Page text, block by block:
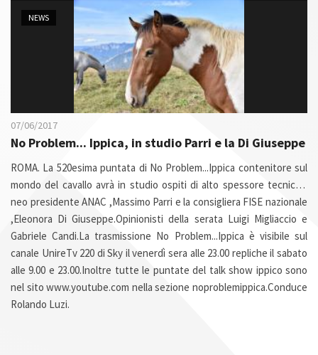
n
NEWS
07/06/2017
No Problem... Ippica, in studio Parri e la Di Giuseppe
ROMA. La 520esima puntata di No Problem...Ippica contenitore sul
mondo del cavallo avrà in studio ospiti di alto spessore tecnico:il
neo presidente ANAC ,Massimo Parri e la consigliera FISE nazionale
,Eleonora Di Giuseppe.Opinionisti della serata Luigi Migliaccio e
Gabriele Candi.La trasmissione No Problem...Ippica è visibile sul
canale UnireTv 220 di Sky il venerdì sera alle 23.00 repliche il sabato
alle 9.00 e 23.00.Inoltre tutte le puntate del talk show ippico sono
nel sito www.youtube.com nella sezione noproblemippica.Conduce
Rolando Luzi.